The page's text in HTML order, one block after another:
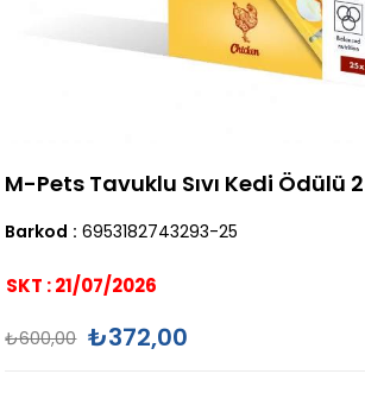
M-Pets Tavuklu Sıvı Kedi Ödülü
Barkod : 6953182743293-25
SKT : 21/07/2026
₺600,00 ₺372,00